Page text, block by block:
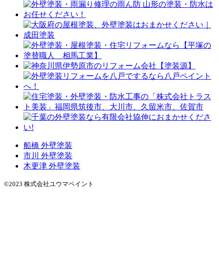
船橋 外壁塗装
市川 外壁塗装
木更津 外壁塗装
©2023 株式会社ユウマペイント